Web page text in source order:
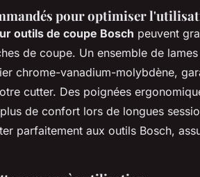
pour optimiser
outils de coupe Bosch peuvent
de coupe. Un ensemble de
chrome-vanadium-molybdène,
cutter. Des poignées
de confort lors de longues
parfaitement aux outils Bosch,